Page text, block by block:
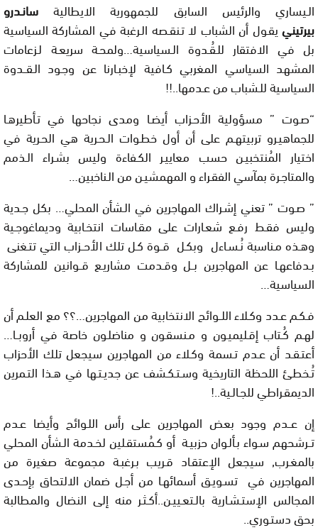
الـيساري والرئيس السابق للجمهورية الايطالية سانـدرو
بيرتينييقـول أن الشباب لا تـنقـصه الـرغبة في المشاركة السياسية
بل في الافتقار للـقُـدوة الـسياسية…ولمحـة سريعـة لـزعامات
المشهد السياسي المغربي كـافية لإخبـارنا عن وجـود الـقــدوة
السياسية للـشباب من عـدمها..!!
“صـوت ” مسؤولية الأحـزاب أيضـا ومدى نجاحها في تـأطيرهـا
للجماهيـرو تربيتهـم على أن أول خطـوات الـحـرية هي الحـرية في
اختيار المُنتخبيـن حسب معاييـر الكـفاءة وليس بشـراء الـذمم
والمتاجـرة بمآسي الفقـراء و المهمشيـن من الـناخبين…
” صـوت ” تعني إشـراك المهاجرين في الـشأن المحلي… بكل جـدية
وليس فقـط رفـع شعـارات على مقـاسات انتخـابية وديماغوجـية
وهـذه مـناسبة نُـسـاءل وبكـل قــوة كـل تلك الأحــزاب التي تتـغنى
بـدفاعهـا عن المهاجرين بــل وقـدمت مشاريـع قــوانين للمشاركة
السياسية…
فـكـم عـدد وكـلاء اللــوائح الانتخابية من المهاجرين…؟؟ مع العلـم أن
لهـم كُـتاب إقـليميـون و مـنسقـون و مناضلـون خاصة في أروبــا…
أعتـقـد أن عـدم تـسمة وكـلاء من المهاجرين سيجعل تلك الأحزاب
تُـخطئ اللحظة التاريخية وسـتـكـشف عن جديـتـها في هـذا التـمرين
الديمقـراطي للجـالـية..!
إن عــدم وجود بعض المهاجرين على رأس اللـوائح وأيضا عـدم
تــرشحهم سـواء بـألـوان حزبيـة أو كـمُستقـلين لخـدمة الـشأن المحلي
بالمغـرب, سيجعل الإعتقـاد قـريب بـرغبـة مجموعة صغيرة من
المهاجرين في تسـويـق أسمائهـا من أجـل ضمان الالتحاق بإحـدى
المجالس الإستـشـارية بالـتعـييـن..أكـثـر منه إلى النضال والمطالبة
بحق دستـوري..